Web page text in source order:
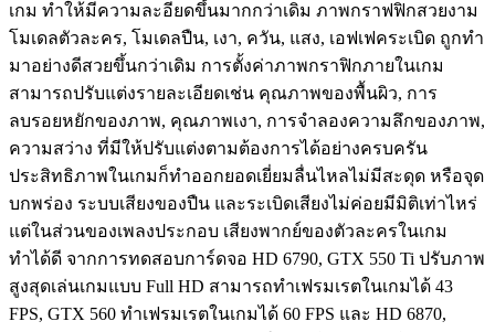
เกม ทำให้มีความละอียดขึ้นมากกว่าเดิม ภาพกราฟฟิกสวยงาม
โมเดลตัวละคร, โมเดลปืน, เงา, ควัน, แสง, เอฟเฟคระเบิด ถูกทำ
มาอย่างดีสวยขึ้นกว่าเดิม การตั้งค่าภาพกราฟิกภายในเกม
สามารถปรับแต่งรายละเอียดเช่น คุณภาพของพื้นผิว, การ
ลบรอยหยักของภาพ, คุณภาพเงา, การจำลองความลึกของภาพ,
ความสว่าง ที่มีให้ปรับแต่งตามต้องการได้อย่างครบครัน
ประสิทธิภาพในเกมก็ทำออกยอดเยี่ยมลื่นไหลไม่มีสะดุด หรือจุด
บกพร่อง ระบบเสียงของปืน และระเบิดเสียงไม่ค่อยมีมิติเท่าไหร่
แต่ในส่วนของเพลงประกอบ เสียงพากย์ของตัวละครในเกม
ทำได้ดี จากการทดสอบการ์ดจอ HD 6790, GTX 550 Ti ปรับภาพ
สูงสุดเล่นเกมแบบ Full HD สามารถทำเฟรมเรตในเกมได้ 43
FPS, GTX 560 ทำเฟรมเรตในเกมได้ 60 FPS และ HD 6870,